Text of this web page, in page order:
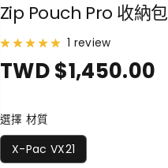
Zip Pouch Pro 收納包
1 review
正
價
格
TWD $1,450.00
選擇 材質
X-Pac VX21